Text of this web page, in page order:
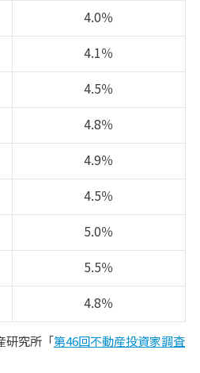
4.0％
4.1％
4.5％
4.8％
4.9％
4.5％
5.0％
5.5％
4.8％
研究所「第46回不動産投資家調査